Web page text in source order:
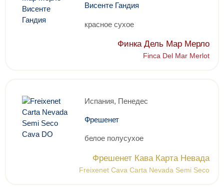
Висенте Гандия
красное сухое
Финка Дель Мар Мерло
Finca Del Mar Merlot
Испания, Пенедес
Фрешенет
белое полусухое
Фрешенет Кава Карта Невада
Freixenet Cava Carta Nevada Semi Seco